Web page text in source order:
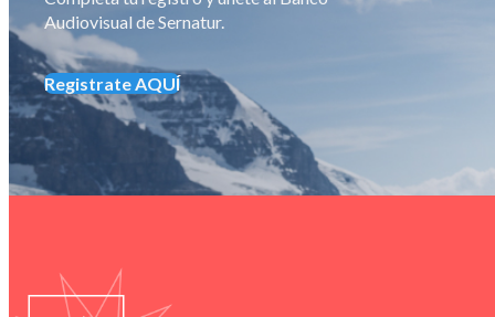
Audiovisual de Sernatur.
Registrate AQUÍ